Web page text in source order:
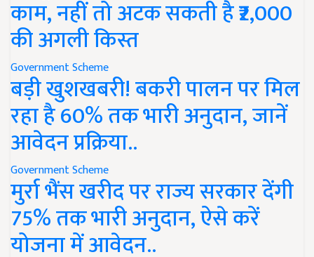
काम, नहीं तो अटक सकती है ₹2,000
की अगली किस्त
Government Scheme
बड़ी खुशखबरी! बकरी पालन पर मिल
रहा है 60% तक भारी अनुदान, जानें
आवेदन प्रक्रिया..
Government Scheme
मुर्रा भैंस खरीद पर राज्य सरकार देंगी
75% तक भारी अनुदान, ऐसे करें
योजना में आवेदन..